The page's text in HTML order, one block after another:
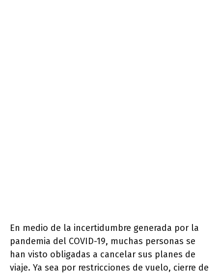
En medio de la incertidumbre generada por la
pandemia del COVID-19, muchas personas se
han visto obligadas a cancelar sus planes de
viaje. Ya sea por restricciones de vuelo, cierre de